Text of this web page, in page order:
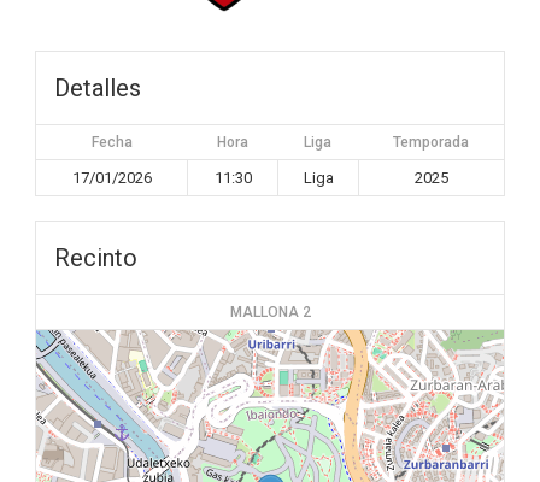
Detalles
Fecha Hora Liga Temporada
17/01/2026 11:30 Liga 2025
Recinto
MALLONA 2